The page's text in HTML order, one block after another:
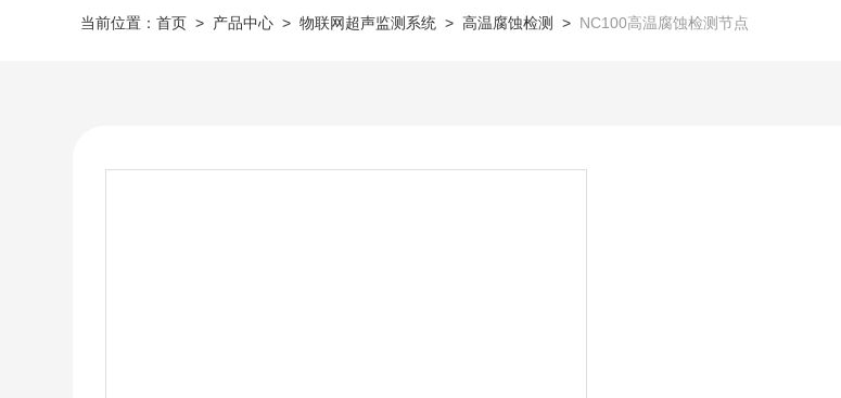
当前位置：首页 > 产品中心 >物联网超声监测系统 >高温腐蚀检测 > NC100高温腐蚀检测节点